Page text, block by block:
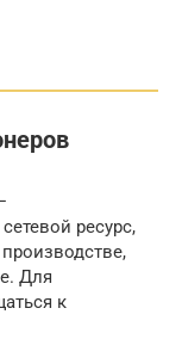
ресурс,
Для
к